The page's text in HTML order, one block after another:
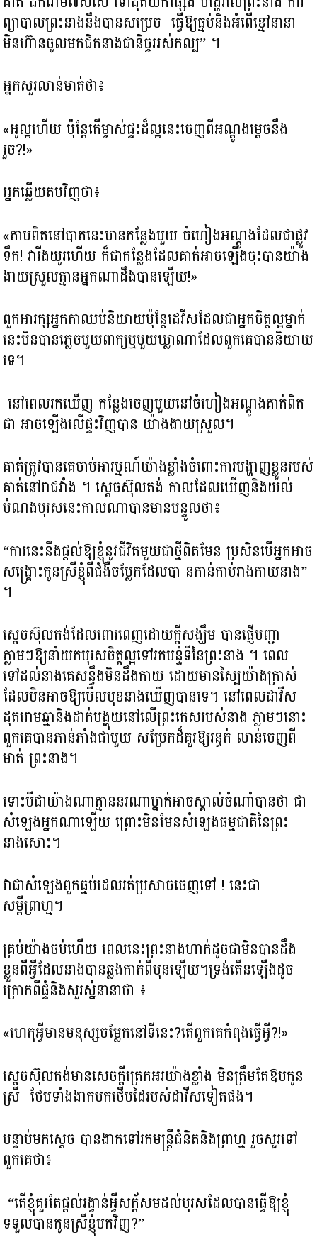
ព្យាបាលព្រះនាងនឹងបានសម្រេច ​ ធ្វើឱ្យធ្មប់និងអំពើខ្មៅនានា​
មិនហ៊ានចូលមកជិតនាងជានិច្ច​អស់កល្ប” ។
អ្នកសួរលាន់មាត់ថា៖
«អូល្អហើយ ប៉ុន្តែ​តើម្ចាស់ផ្ទះដ៏ល្អនេះចេញពីអណ្តូងម្តេចនឹង
រួច?!»
អ្នកឆ្លើយតបវិញថា​៖
«តាមពិតនៅបាតនេះ​មានកន្លែងមួយ ចំហៀងអណ្តូងដែលជាផ្លូវ​
ទឹក! វា​រីងយូរហើយ ក៏ជាកន្លែងដែលគាត់អាចឡើងចុះបានយ៉ាង
ងាយស្រួលគ្មានអ្នកណាដឹងបានឡើយ!»
ពួកអារក្សអ្នកតា​ឈប់និយាយប៉ុន្តែដេវីសដែលជាអ្នកចិត្តល្អម្នាក់
នេះមិនបាន​ភ្លេចមួយ​ពាក្យឬ​មួយឃ្លាណា​ដែលពួកគេបាននិយាយ
ទេ។
នៅពេលរកឃើញ​ កន្លែងចេញ​មួយនៅចំហៀងអណ្តូងគាត់ពិត​
ជា អាចឡើងលើផ្ទះវិញបាន​ យ៉ាងងាយស្រួល។
គាត់ត្រូវបានគេចាប់អារម្មណ៍យ៉ាងខ្លាំងចំពោះការបង្ហាញខ្លួនរបស់
គាត់នៅរាជវាំង ។ ស្តេចស៊ុលតង់ កាលដែលឃើញ​និងយល់
បំណងបុរសនេះ​កាលណាបានមាន​បន្ទូលថា៖
“ការនេះនឹងផ្តល់ឱ្យខ្ញុំនូវជីវិតមួយជាថ្មីពិតមែន ប្រសិនបើអ្នកអាច
សង្គ្រោះកូនស្រីខ្ញុំពីជំងឺចម្លែកដែលបា នកាន់កាប់រាងកាយនាង”
។
ស្តេចស៊ុលតង់ដែលពោរពេញដោយក្តីសង្ឃឹម បានផ្ញើបញ្ជា
ភ្លាមៗឱ្យនាំយកបុរសចិត្ត​ល្អទៅរកបន្ទំ​ទីនៃ​​ព្រះនាង ។ ពេល
ទៅដល់នាងគេសន្ធឹងមិនដឹងកាយ ដោយ​មានស្បៃយ៉ាងក្រាស់
ដែលមិនអាចឱ្យមើលមុខនាងឃើញបានទេ។ នៅពេល​ដាវីស​
ដុតរោមឆ្មា​និងដាក់បង្ហុយនៅលើព្រះកេស​របស់នាង ភ្លាមៗនោះ
ពួកគេបានភាន់ភាំងជាមួយ សម្រែកដ៏គួរឱ្យរន្ធត់ លាន់ចេញពី​
មាត់ ព្រះនាង។
ទោះបីជាយ៉ាងណា​គ្មាននរណាម្នាក់អាចស្គាល់ចំណាំបានថា ជា
សំឡេងអ្នកណាឡើយ ព្រោះមិនមែន​សំឡេងធម្មជាតិនៃព្រះ
នាងសោះ។
វាជាសំឡេង​ពួកធ្មប់ដេលរត់ប្រសាចចេញទៅ ! នេះជា
សម្តីព្រាហ្ម។
គ្រប់យ៉ាងចប់ហើយ ពេលនេះព្រះនាងហាក់ដូចជាមិនបាន​ដឹង
ខ្លួនពីអ្វីដែលនាងបានឆ្លងកាត់ពីមុនឡើយ។​ទ្រង់តើនឡើងដូច
ក្រោកពីផ្ទំ​និងសួរស្នំនានា​ថា ៖
«ហេតុអ្វី​មានមនុស្សចម្លែកនៅទីនេះ?​តើពួកគេ​កំពុងធ្វើអ្វី?!»
ស្តេចស៊ុលតង់មានសេចក្តីត្រេកអរយ៉ាងខ្លាំង មិនត្រឹមតែឱបកូន
ស្រី ថែមទាំងងាកមកថើបដៃរបស់ដាវីសទៀតផង។
បន្ទាប់មកស្តេច បាន​ងាកទៅរកមន្ត្រីជំនិតនិងព្រាហ្ម រួច​សួរ​ទៅ
ពួកគេថា៖
“តើខ្ញុំគួរតែ​ផ្តល់រង្វាន់អ្វីសក័្តសមដល់បុរសដែលបានធ្វើឱ្យខ្ញុំ
ទទួលបាន​កូនស្រីខ្ញុំមកវិញ?”